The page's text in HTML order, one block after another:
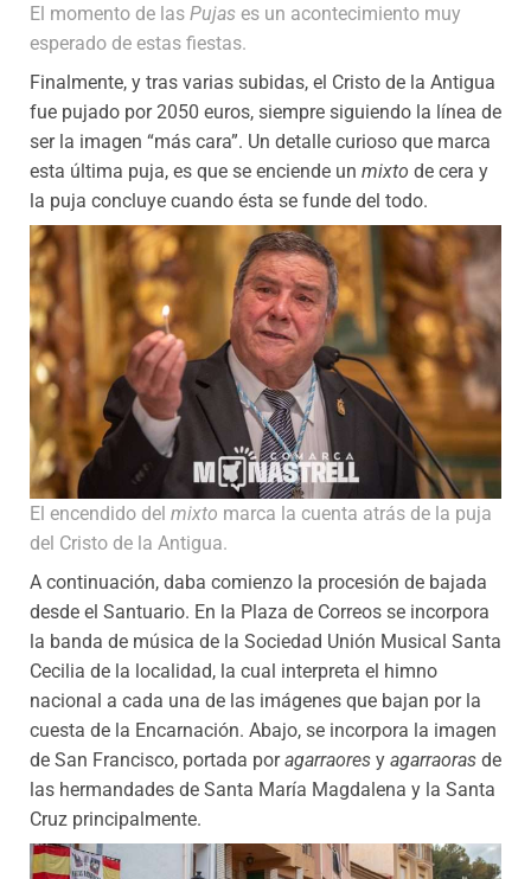
El momento de las Pujas es un acontecimiento muy
esperado de estas fiestas.
Finalmente, y tras varias subidas, el Cristo de la Antigua
fue pujado por 2050 euros, siempre siguiendo la línea de
ser la imagen “más cara”. Un detalle curioso que marca
esta última puja, es que se enciende un mixto de cera y
la puja concluye cuando ésta se funde del todo.
El encendido del mixto marca la cuenta atrás de la puja
del Cristo de la Antigua.
A continuación, daba comienzo la procesión de bajada
desde el Santuario. En la Plaza de Correos se incorpora
la banda de música de la Sociedad Unión Musical Santa
Cecilia de la localidad, la cual interpreta el himno
nacional a cada una de las imágenes que bajan por la
cuesta de la Encarnación. Abajo, se incorpora la imagen
de San Francisco, portada poragarraores y agarraoras de
las hermandades de Santa María Magdalena y la Santa
Cruz principalmente.